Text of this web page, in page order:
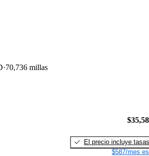
70,736 millas
El precio incluye tasas
$587/mes